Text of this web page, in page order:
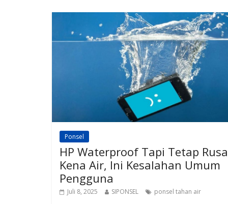
p
m s
Ponsel
HP Waterproof Tapi Tetap
Kena Air, Ini Kesalahan Umum
Pengguna
Juli 8, 2025 SIPONSEL ponsel tahan air